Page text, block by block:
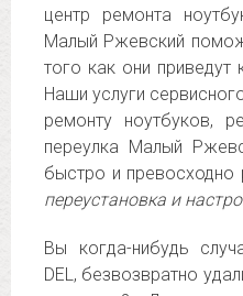
центр ремонта
Малый Ржевский
того как они
Наши услуги
ремонту ноутбуков,
переулка Малый
быстро и превосходно
переустановка и
Вы когда-нибудь
DEL, безвозвратно